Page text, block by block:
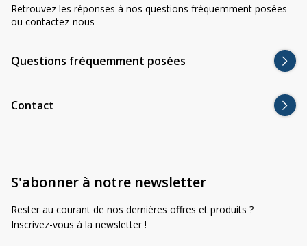
Divers
Blog AgriproLED.fr
09 70 24 66 76
+33 6 02 07 35 61
Divers
Retrouvez les réponses à nos questions fréquemment posées
ou contactez-nous
Questions fréquemment posées
Contact
S'abonner à notre newsletter
Rester au courant de nos dernières offres et produits ?
Inscrivez-vous à la newsletter !